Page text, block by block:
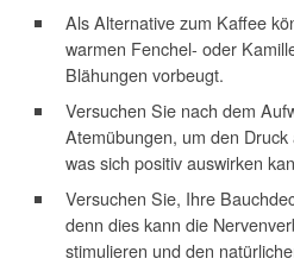
Als Alternative zum Kaffee
warmen Fenchel- oder
Blähungen vorbeugt.
Versuchen Sie nach dem
Atemübungen, um den
was sich positiv auswirken
Versuchen Sie, Ihre
denn dies kann die
stimulieren und den